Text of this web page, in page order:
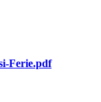
Ferie.pdf